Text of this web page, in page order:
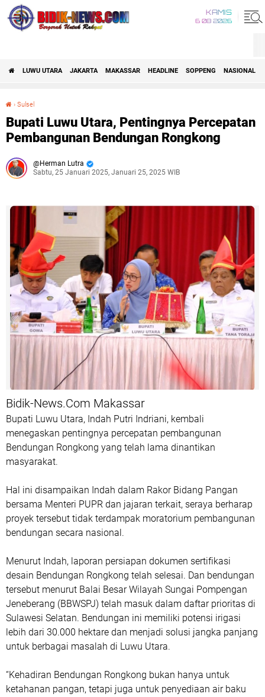
KAMIS
6 08 2026
LUWU UTARA JAKARTA MAKASSAR HEADLINE SOPPENG NASIONAL
› Sulsel
Bupati Luwu Utara, Pentingnya Percepatan
Pembangunan Bendungan Rongkong
Herman Lutra
Sabtu, 25 Januari 2025, Januari 25, 2025 WIB
Bidik-News.Com Makassar
Bupati Luwu Utara, Indah Putri Indriani, kembali
menegaskan pentingnya percepatan pembangunan
Bendungan Rongkong yang telah lama dinantikan
masyarakat.
Hal ini disampaikan Indah dalam Rakor Bidang Pangan
bersama Menteri PUPR dan jajaran terkait, seraya berharap
proyek tersebut tidak terdampak moratorium pembangunan
bendungan secara nasional.
Menurut Indah, laporan persiapan dokumen sertifikasi
desain Bendungan Rongkong telah selesai. Dan bendungan
tersebut menurut Balai Besar Wilayah Sungai Pompengan
Jeneberang (BBWSPJ) telah masuk dalam daftar prioritas di
Sulawesi Selatan. Bendungan ini memiliki potensi irigasi
lebih dari 30.000 hektare dan menjadi solusi jangka panjang
untuk berbagai masalah di Luwu Utara.
“Kehadiran Bendungan Rongkong bukan hanya untuk
ketahanan pangan, tetapi juga untuk penyediaan air baku